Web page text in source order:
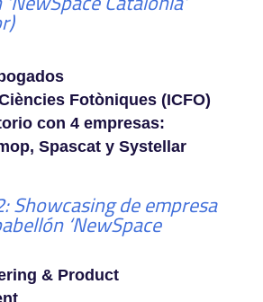
Fotòniques (ICFO)
con 4 empresas:
Spascat y Systellar
Showcasing de empresa
‘NewSpace
& Product